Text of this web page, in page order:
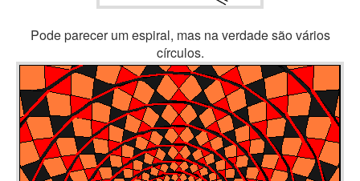
Pode parecer um espiral, mas na verdade são vários
círculos.